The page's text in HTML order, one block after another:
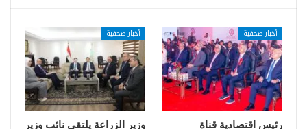
أخبار صحفية
رئيس اقتصادية قناة
أخبار صحفية
وزير الزراعة يلتقي نائب وزير